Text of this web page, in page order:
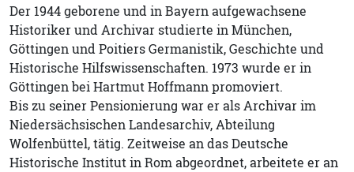
Der 1944 geborene und in Bayern aufgewachsene
Historiker und Archivar studierte in München,
Göttingen und Poitiers Germanistik, Geschichte und
Historische Hilfswissenschaften. 1973 wurde er in
Göttingen bei Hartmut Hoffmann promoviert.
Bis zu seiner Pensionierung war er als Archivar im
Niedersächsischen Landesarchiv, Abteilung
Wolfenbüttel, tätig. Zeitweise an das Deutsche
Historische Institut in Rom abgeordnet, arbeitete er an